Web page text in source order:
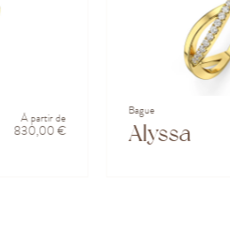
À partir de
830,00 €
Bague
Alyssa